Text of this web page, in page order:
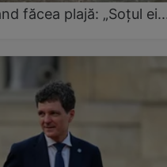
făcea plajă: „Soțul